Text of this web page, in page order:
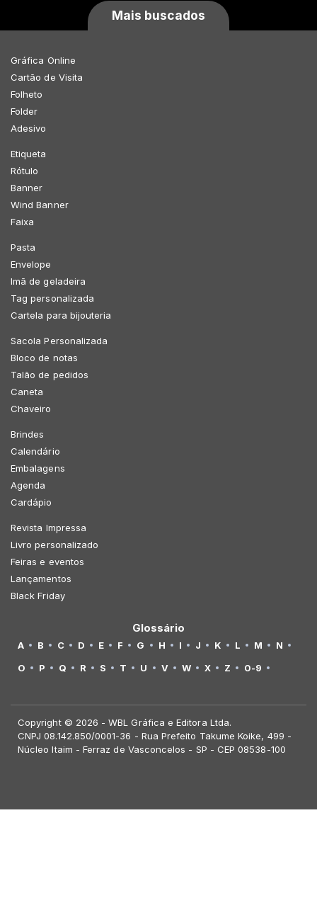
Mais buscados
Gráfica Online
Cartão de Visita
Folheto
Folder
Adesivo
Etiqueta
Rótulo
Banner
Wind Banner
Faixa
Pasta
Envelope
Imã de geladeira
Tag personalizada
Cartela para bijouteria
Sacola Personalizada
Bloco de notas
Talão de pedidos
Caneta
Chaveiro
Brindes
Calendário
Embalagens
Agenda
Cardápio
Revista Impressa
Livro personalizado
Feiras e eventos
Lançamentos
Black Friday
Glossário
A B C D E F G H I J K L M
N
O
P Q R S T U V W X Z 0-9
Copyright © 2026 - WBL Gráfica e Editora Ltda.
CNPJ 08.142.850/0001-36 - Rua Prefeito Takume Koike, 499 -
Núcleo Itaim - Ferraz de Vasconcelos - SP - CEP 08538-100